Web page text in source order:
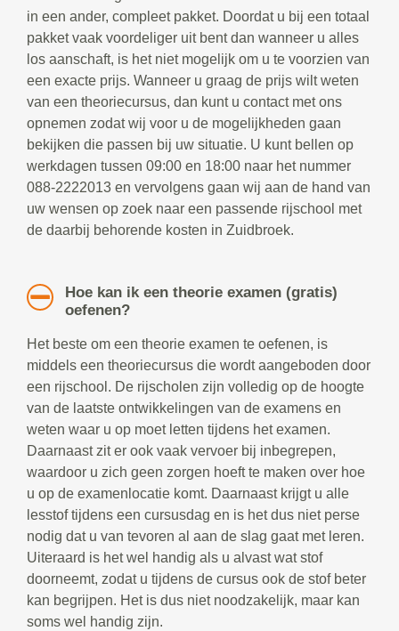
in een ander, compleet pakket. Doordat u bij een totaal
pakket vaak voordeliger uit bent dan wanneer u alles
los aanschaft, is het niet mogelijk om u te voorzien van
een exacte prijs. Wanneer u graag de prijs wilt weten
van een theoriecursus, dan kunt u contact met ons
opnemen zodat wij voor u de mogelijkheden gaan
bekijken die passen bij uw situatie. U kunt bellen op
werkdagen tussen 09:00 en 18:00 naar het nummer
088-2222013 en vervolgens gaan wij aan de hand van
uw wensen op zoek naar een passende rijschool met
de daarbij behorende kosten in Zuidbroek.
Hoe kan ik een theorie examen (gratis)
oefenen?
Het beste om een theorie examen te oefenen, is
middels een theoriecursus die wordt aangeboden door
een rijschool. De rijscholen zijn volledig op de hoogte
van de laatste ontwikkelingen van de examens en
weten waar u op moet letten tijdens het examen.
Daarnaast zit er ook vaak vervoer bij inbegrepen,
waardoor u zich geen zorgen hoeft te maken over hoe
u op de examenlocatie komt. Daarnaast krijgt u alle
lesstof tijdens een cursusdag en is het dus niet perse
nodig dat u van tevoren al aan de slag gaat met leren.
Uiteraard is het wel handig als u alvast wat stof
doorneemt, zodat u tijdens de cursus ook de stof beter
kan begrijpen. Het is dus niet noodzakelijk, maar kan
soms wel handig zijn.